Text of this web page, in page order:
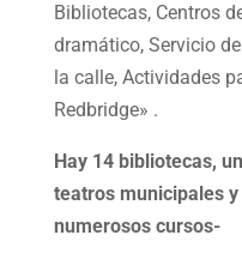
Bibliotecas, Centros
dramático, Servicio
la calle, Actividades
Redbridge» .
Hay 14 bibliotecas,
teatros municipales
numerosos cursos-